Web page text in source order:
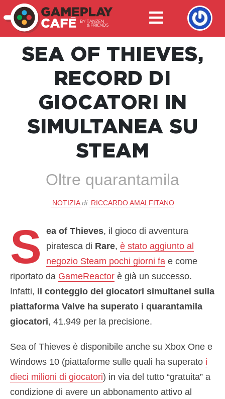
SEA OF THIEVES,
RECORD DI
GIOCATORI IN
SIMULTANEA SU
STEAM
Oltre quarantamila
NOTIZIA di RICCARDO AMALFITANO
S ea of ​​Thieves, il gioco di avventura
piratesca di Rare,è stato aggiunto al
negozio Steam pochi giorni fa e come
riportato da GameReactor è già un successo.
Infatti, il conteggio dei giocatori simultanei sulla
piattaforma Valve ha superato i quarantamila
giocatori, 41.949 per la precisione.
Sea of ​​Thieves è disponibile anche su Xbox One e
Windows 10 (piattaforme sulle quali ha superato i
dieci milioni di giocatori) in via del tutto “gratuita” a
condizione di avere un abbonamento attivo al